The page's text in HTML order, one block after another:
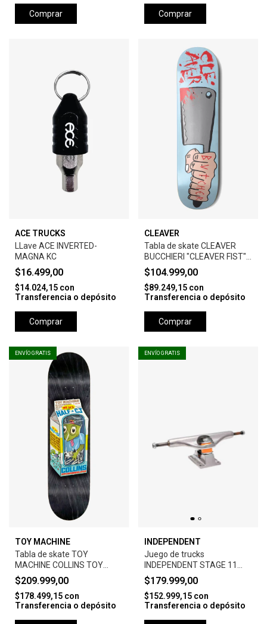
Comprar Comprar
ACE TRUCKS
LLave ACE INVERTED-
MAGNA KC
$16.499,00
$14.024,15 con
Transferencia o depósito
Comprar
CLEAVER
Tabla de skate CLEAVER
BUCCHIERI "CLEAVER FIST" -
SQ2 CELESTE
$104.999,00
$89.249,15 con
Transferencia o depósito
Comprar
ENVÍO GRATIS
TOY MACHINE
Tabla de skate TOY
MACHINE COLLINS TOY
DOLLS 8.38"
$209.999,00
$178.499,15 con
Transferencia o depósito
ENVÍO GRATIS
INDEPENDENT
Juego de trucks
INDEPENDENT STAGE 11
169 SILVER
$179.999,00
$152.999,15 con
Transferencia o depósito